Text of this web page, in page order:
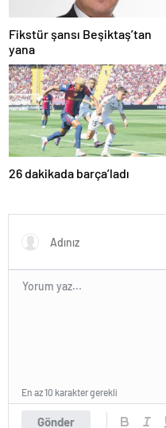
Fikstür şansı Beşiktaş’tan
yana
26 dakikada barça’ladı
Gönder
En az 10 karakter gerekli